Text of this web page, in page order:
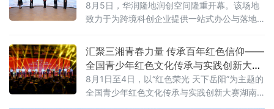
持续增长”。
8月5日，华润隆地润创空间隆重开幕。该场地
致力于为跨境科创企业提供一站式办公与落地
地政策咨询、商务社群链接等多元服务，搭建
维港畔高质量跨境科创商务生态。3
汇聚三湘青春力量 传承百年红色信仰——
全国青少年红色文化传承与实践创新大赛
湖南省赛在岳阳举办
8月1日至4日，以“红色荣光 天下岳阳”为主题的
全国青少年红色文化传承与实践创新大赛湖南